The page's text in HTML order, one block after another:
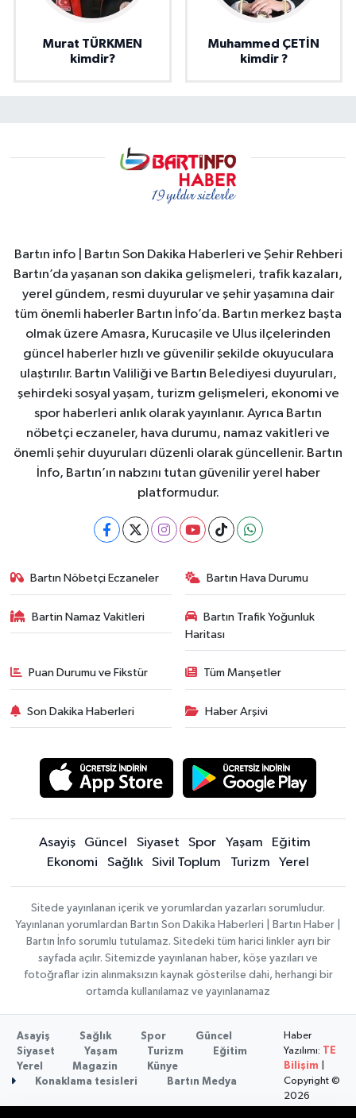
Murat TÜRKMEN
kimdir?
Muhammed ÇETİN
kimdir ?
Bartın info | Bartın Son Dakika Haberleri ve Şehir Rehberi
Bartın’da yaşanan son dakika gelişmeleri, trafik kazaları,
yerel gündem, resmi duyurular ve şehir yaşamına dair
tüm önemli haberler Bartın İnfo’da. Bartın merkez başta
olmak üzere Amasra, Kurucaşile ve Ulus ilçelerinden
güncel haberler hızlı ve güvenilir şekilde okuyuculara
ulaştırılır. Bartın Valiliği ve Bartın Belediyesi duyuruları,
şehirdeki sosyal yaşam, turizm gelişmeleri, ekonomi ve
spor haberleri anlık olarak yayınlanır. Ayrıca Bartın
nöbetçi eczaneler, hava durumu, namaz vakitleri ve
önemli şehir duyuruları düzenli olarak güncellenir. Bartın
İnfo, Bartın’ın nabzını tutan güvenilir yerel haber
platformudur.
Bartın Nöbetçi Eczaneler Bartın Hava Durumu
Bartin Namaz Vakitleri
Bartın Trafik Yoğunluk
Haritası
Puan Durumu ve Fikstür Tüm Manşetler
Son Dakika Haberleri Haber Arşivi
Asayiş Güncel Siyaset Spor Yaşam
Eğitim
Ekonomi
Sağlık Sivil Toplum Turizm Yerel
Sitede yayınlanan içerik ve yorumlardan yazarları sorumludur.
Yayınlanan yorumlardan Bartın Son Dakika Haberleri | Bartın Haber |
Bartın İnfo sorumlu tutulamaz. Sitedeki tüm harici linkler ayrı bir
sayfada açılır. Sitemizde yayınlanan haber, köşe yazıları ve
fotoğraflar izin alınmaksızın kaynak gösterilse dahi, herhangi bir
ortamda kullanılamaz ve yayınlanamaz
Asayiş Sağlık Spor
Güncel
Siyaset
Yaşam Turizm
Eğitim
Yerel
Magazin
Künye
Konaklama tesisleri
Bartın Medya
Haber
Yazılımı: TE
Bilişim
Copyright ©
2026